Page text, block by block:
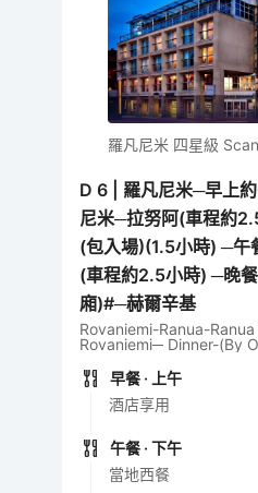
羅凡尼米 四星級
D6
羅凡尼米─早上
尼米─拉努阿(車程約
(包入場)(1.5小時) ─
(車程約2.5小時) ─晚
廂)#─赫爾辛基
Rovaniemi-Ranua-
Rovaniemi─ Dinner-(By
早餐 · 上午
酒店享用
午餐 · 下午
當地西餐